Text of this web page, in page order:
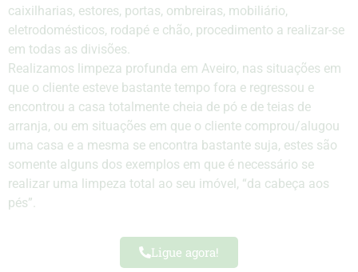
caixilharias, estores, portas, ombreiras, mobiliário,
eletrodomésticos, rodapé e chão, procedimento a realizar-se
em todas as divisões.
Realizamos limpeza profunda em Aveiro, nas situações em
que o cliente esteve bastante tempo fora e regressou e
encontrou a casa totalmente cheia de pó e de teias de
arranja, ou em situações em que o cliente comprou/alugou
uma casa e a mesma se encontra bastante suja, estes são
somente alguns dos exemplos em que é necessário se
realizar uma limpeza total ao seu imóvel, “da cabeça aos
pés”.
Ligue agora!